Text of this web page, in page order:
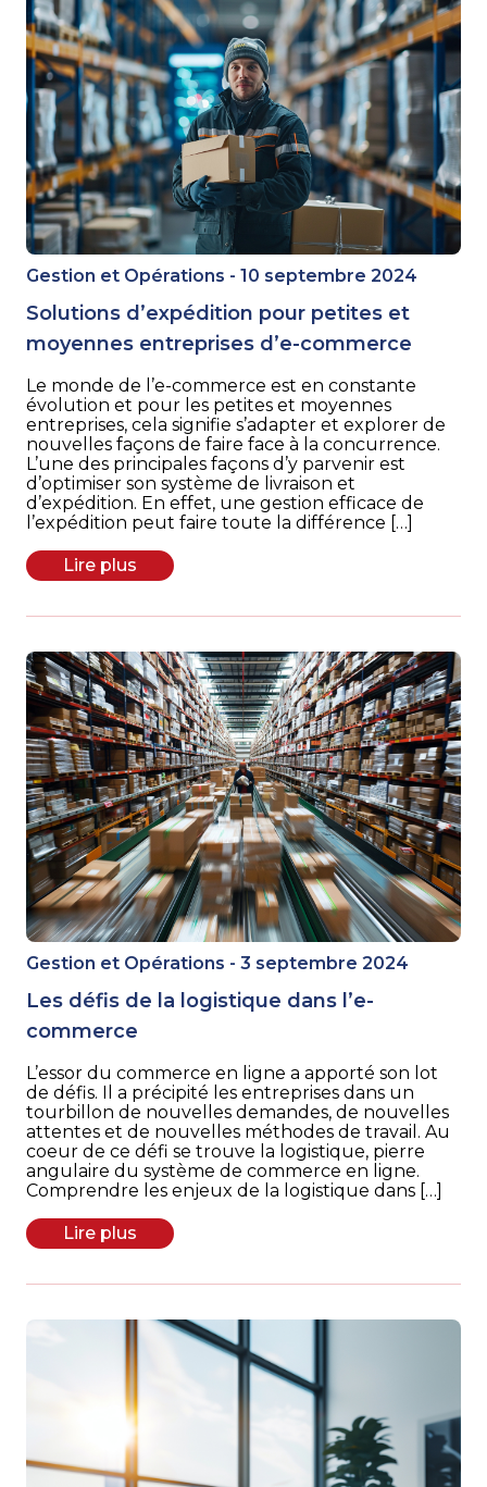
Gestion et Opérations - 10 septembre 2024
Solutions d’expédition pour petites et
moyennes entreprises d’e-commerce
Le monde de l’e-commerce est en constante
évolution et pour les petites et moyennes
entreprises, cela signifie s’adapter et explorer de
nouvelles façons de faire face à la concurrence.
L’une des principales façons d’y parvenir est
d’optimiser son système de livraison et
d’expédition. En effet, une gestion efficace de
l’expédition peut faire toute la différence […]
Lire plus
Gestion et Opérations - 3 septembre 2024
Les défis de la logistique dans l’e-
commerce
L’essor du commerce en ligne a apporté son lot
de défis. Il a précipité les entreprises dans un
tourbillon de nouvelles demandes, de nouvelles
attentes et de nouvelles méthodes de travail. Au
coeur de ce défi se trouve la logistique, pierre
angulaire du système de commerce en ligne.
Comprendre les enjeux de la logistique dans […]
Lire plus